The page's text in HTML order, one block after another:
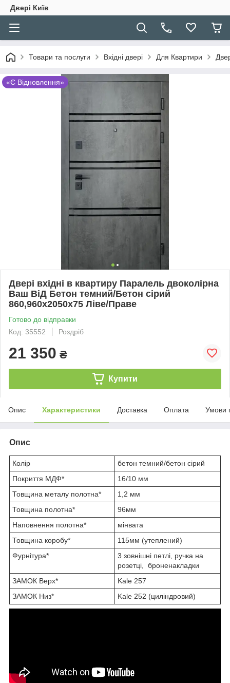
Двері Київ
Товари та послуги Вхідні двері Для Квартири
«Є Відновлення»
Двері вхідні в квартиру Паралель двоколірна
Ваш ВіД Бетон темний/Бетон сірий
860,960х2050х75 Ліве/Праве
Готово до відправки
Код: 35552
Роздріб
21 350 ₴
Купити
Опис Характеристики Доставка Оплата Умови
Опис
Колір
бетон темний/бетон сірий
Покриття МДФ*
16/10 мм
Товщина металу полотна*
1,2 мм
Товщина полотна*
96мм
Наповнення полотна*
мінвата
Товщина коробу*
115мм (утеплений)
Фурнітура*
3 зовнішні петлі, ручка на
розетці, броненакладки
ЗАМОК Верх*
Kale 257
ЗАМОК Низ*
Kale 252 (циліндровий)